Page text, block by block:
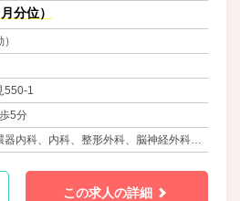
に取り組んでおり、院内保育所の設
さをとても大切にしています。
分位）
550-1
5分
内科、内科、整形外科、脳神経外科、
この求人の詳細